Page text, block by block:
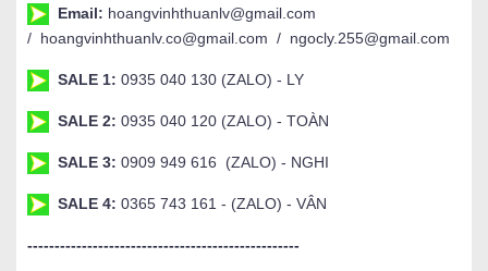
Email: hoangvinhthuanlv@gmail.com
/ hoangvinhthuanlv.co@gmail.com / ngocly.255@gmail.com
SALE 1: 0935 040 130 (ZALO) - LY
SALE 2: 0935 040 120 (ZALO) - TOÀN
SALE 3: 0909 949 616 (ZALO) - NGHI
SALE 4: 0365 743 161 - (ZALO) - VÂN
--------------------------------------------------